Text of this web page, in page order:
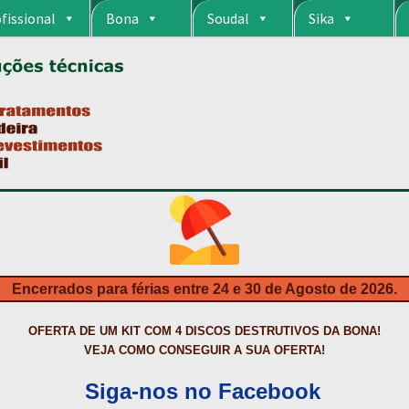
Bona Soudal Sika
CARRINHO CART
DA BONA?
HIDROFUGANTES
PRODUTOS ECOLÓGICOS CERTIFICADOS
DE BETÃO COM FERRO À VISTA REVESTIMENTO DE TANQUES E
TERMOS E CONDIÇÕESTINTA PROTEÇÃOTINTASTRATAMENTO
Encerrados para férias entre 24 e 30 de Agosto de 2026.
OFERTA DE UM KIT COM 4 DISCOS DESTRUTIVOS DA BONA!
VEJA COMO CONSEGUIR A SUA OFERTA!
Siga-nos no Facebook